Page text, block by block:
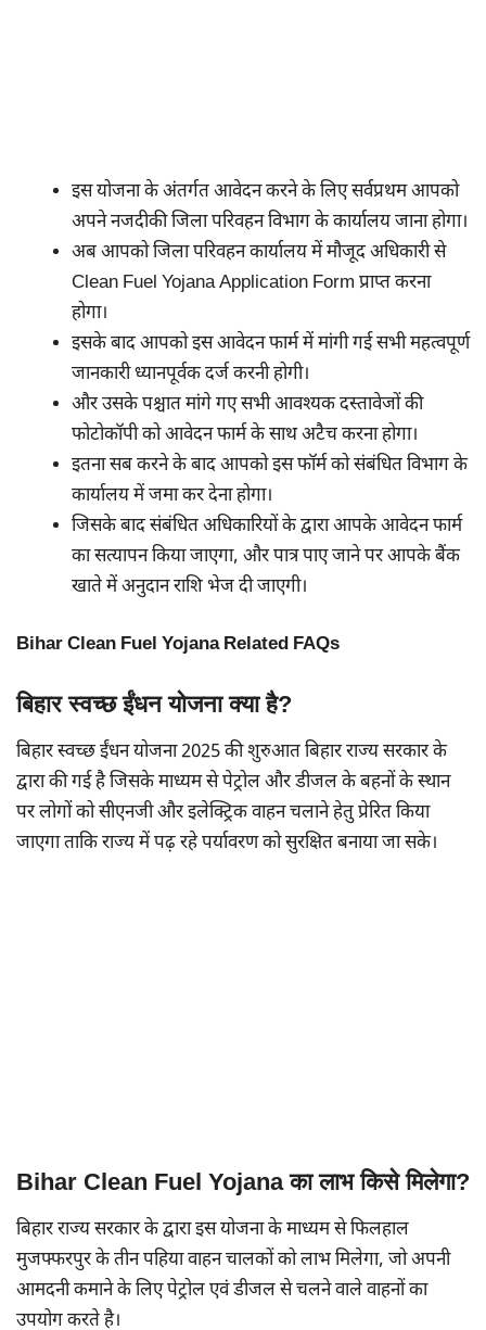
इस योजना के अंतर्गत आवेदन करने के लिए सर्वप्रथम आपको
अपने नजदीकी जिला परिवहन विभाग के कार्यालय जाना होगा।
अब आपको जिला परिवहन कार्यालय में मौजूद अधिकारी से
Clean Fuel Yojana Application Form प्राप्त करना
होगा।
इसके बाद आपको इस आवेदन फार्म में मांगी गई सभी महत्वपूर्ण
जानकारी ध्यानपूर्वक दर्ज करनी होगी।
और उसके पश्चात मांगे गए सभी आवश्यक दस्तावेजों की
फोटोकॉपी को आवेदन फार्म के साथ अटैच करना होगा।
इतना सब करने के बाद आपको इस फॉर्म को संबंधित विभाग के
कार्यालय में जमा कर देना होगा।
जिसके बाद संबंधित अधिकारियों के द्वारा आपके आवेदन फार्म
का सत्यापन किया जाएगा, और पात्र पाए जाने पर आपके बैंक
खाते में अनुदान राशि भेज दी जाएगी।
Bihar Clean Fuel Yojana Related FAQs
बिहार स्वच्छ ईंधन योजना क्या है?
बिहार स्वच्छ ईंधन योजना 2025 की शुरुआत बिहार राज्य सरकार के
द्वारा की गई है जिसके माध्यम से पेट्रोल और डीजल के बहनों के स्थान
पर लोगों को सीएनजी और इलेक्ट्रिक वाहन चलाने हेतु प्रेरित किया
जाएगा ताकि राज्य में पढ़ रहे पर्यावरण को सुरक्षित बनाया जा सके।
Bihar Clean Fuel Yojana का लाभ किसे मिलेगा?
बिहार राज्य सरकार के द्वारा इस योजना के माध्यम से फिलहाल
मुजफ्फरपुर के तीन पहिया वाहन चालकों को लाभ मिलेगा, जो अपनी
आमदनी कमाने के लिए पेट्रोल एवं डीजल से चलने वाले वाहनों का
उपयोग करते है।